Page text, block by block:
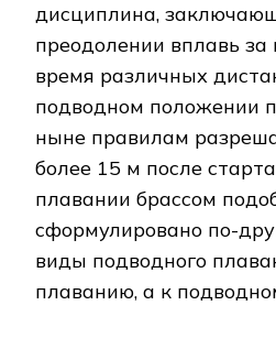
дисциплина,
преодолении вплавь
время различных
подводном положении
ныне правилам
более 15 м после
плавании брассом
сформулировано по-
виды подводного
плаванию, а к